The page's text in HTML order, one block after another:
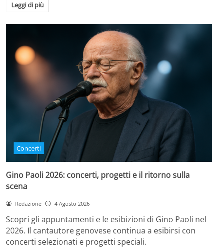
Leggi di più
Concerti
Gino Paoli 2026: concerti, progetti e il ritorno sulla
scena
Redazione 4 Agosto 2026
Scopri gli appuntamenti e le esibizioni di Gino Paoli nel
2026. Il cantautore genovese continua a esibirsi con
concerti selezionati e progetti speciali.